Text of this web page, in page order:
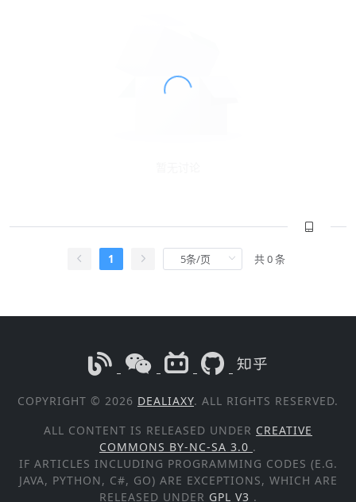
1 共 0 条
COPYRIGHT © 2026 DEALIAXY. ALL RIGHTS RESERVED.
ALL CONTENT IS RELEASED UNDER CREATIVE
COMMONS BY-NC-SA 3.0 .
IF ARTICLES INCLUDING PROGRAMMING CODES (E.G.
JAVA, PYTHON, C#, GO) ARE EXCEPTIONS, WHICH ARE
RELEASED UNDER GPL V3 .